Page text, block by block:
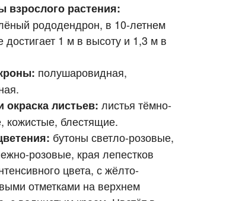
взрослого растения:
рододендрон, в 10-летнем
достигает 1 м в высоту и 1,3 м в
полушаровидная,
листьев: листья тёмно-
кожистые, блестящие.
бутоны светло-розовые,
розовые, края лепестков
цвета, с жёлто-
отметками на верхнем